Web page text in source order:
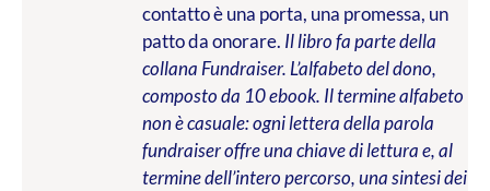
contatto è una porta, una promessa, un
patto da onorare. Il libro fa parte della
collana Fundraiser. L’alfabeto del dono,
composto da 10 ebook. Il termine alfabeto
non è casuale: ogni lettera della parola
fundraiser offre una chiave di lettura e, al
termine dell’intero percorso, una sintesi dei